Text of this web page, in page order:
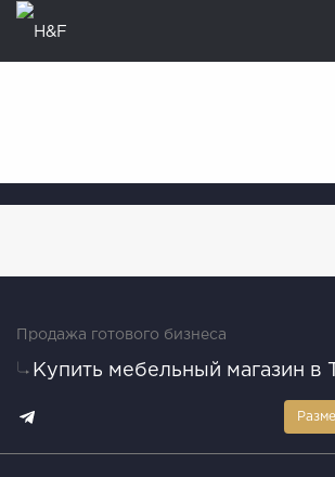
Продажа готового бизнеса
Купить мебельный магазин в